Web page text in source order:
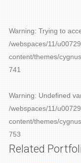
Warning: Trying to
/webspaces/11/
content/themes/
741
Warning: Undefined
/webspaces/11/
content/themes/
753
Related